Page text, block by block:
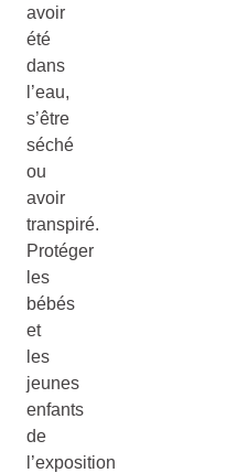
avoir
été
dans
l’eau,
s’être
séché
ou
avoir
transpiré.
Protéger
les
bébés
et
les
jeunes
enfants
de
l’exposition